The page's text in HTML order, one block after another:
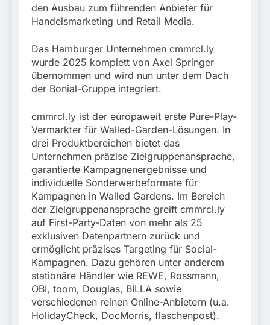
führt zur Sicherstellung
unversteuerter Zigaretten
und Einleitung eines
Kraftfahrzeug über die
Grenze
stellt Auto sicher
3. August 2026
den Ausbau zum führenden Anbieter für
Handelsmarketing und Retail Media.
Das Hamburger Unternehmen cmmrcl.ly
wurde 2025 komplett von Axel Springer
übernommen und wird nun unter dem Dach
der Bonial-Gruppe integriert.
cmmrcl.ly ist der europaweit erste Pure-Play-
Vermarkter für Walled-Garden-Lösungen. In
drei Produktbereichen bietet das
Unternehmen präzise Zielgruppenansprache,
garantierte Kampagnenergebnisse und
individuelle Sonderwerbeformate für
Kampagnen in Walled Gardens. Im Bereich
der Zielgruppenansprache greift cmmrcl.ly
auf First-Party-Daten von mehr als 25
exklusiven Datenpartnern zurück und
ermöglicht präzises Targeting für Social-
Kampagnen. Dazu gehören unter anderem
stationäre Händler wie REWE, Rossmann,
OBI, toom, Douglas, BILLA sowie
verschiedenen reinen Online-Anbietern (u.a.
HolidayCheck, DocMorris, flaschenpost).